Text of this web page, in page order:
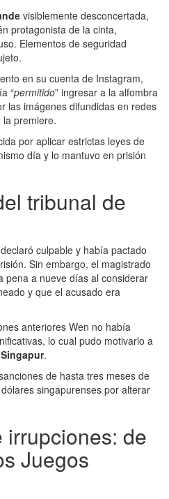
visiblemente desconcertada,
protagonista de la cinta,
Elementos de seguridad
en su cuenta de Instagram,
“permitido” ingresar a la alfombra
las imágenes difundidas en redes
premiere.
por aplicar estrictas leyes de
día y lo mantuvo en prisión
tribunal de
culpable y había pactado
Sin embargo, el magistrado
pena a nueve días al considerar
y que el acusado era
anteriores Wen no había
lo cual pudo motivarlo a
Singapur.
de hasta tres meses de
singapurenses por alterar
irrupciones: de
Juegos